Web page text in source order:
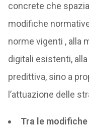
concrete che
modifiche
norme vigenti , alla
digitali esistenti,
predittiva, sino a
l’attuazione delle
Tra le